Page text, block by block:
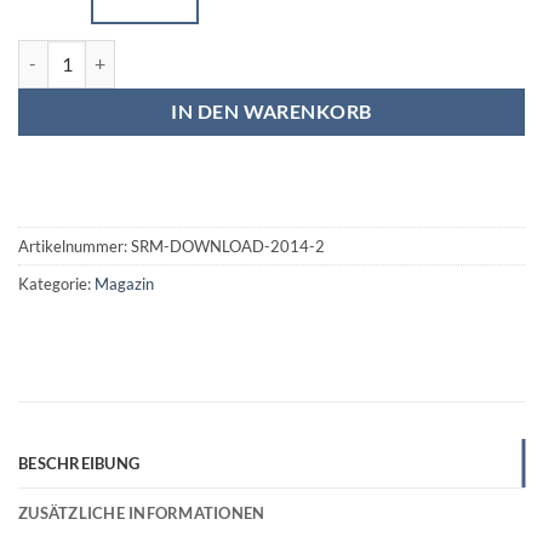
IN DEN WARENKORB
Artikelnummer:SRM-DOWNLOAD-2014-2
Kategorie: Magazin
BESCHREIBUNG
ZUSÄTZLICHE INFORMATIONEN